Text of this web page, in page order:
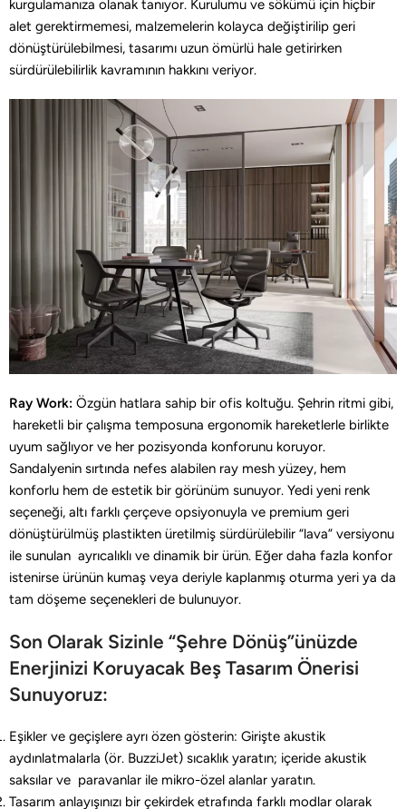
kurgulamanıza olanak tanıyor. Kurulumu ve sökümü için hiçbir
alet gerektirmemesi, malzemelerin kolayca değiştirilip geri
dönüştürülebilmesi, tasarımı uzun ömürlü hale getirirken
sürdürülebilirlik kavramının hakkını veriyor.
Ray Work: Özgün hatlara sahip bir ofis koltuğu. Şehrin ritmi gibi,
hareketli bir çalışma temposuna ergonomik hareketlerle birlikte
uyum sağlıyor ve her pozisyonda konforunu koruyor.
Sandalyenin sırtında nefes alabilen ray mesh yüzey, hem
konforlu hem de estetik bir görünüm sunuyor. Yedi yeni renk
seçeneği, altı farklı çerçeve opsiyonuyla ve premium geri
dönüştürülmüş plastikten üretilmiş sürdürülebilir “lava” versiyonu
ile sunulan ayrıcalıklı ve dinamik bir ürün. Eğer daha fazla konfor
istenirse ürünün kumaş veya deriyle kaplanmış oturma yeri ya da
tam döşeme seçenekleri de bulunuyor.
Son Olarak Sizinle “Şehre Dönüş”ünüzde
Enerjinizi Koruyacak Beş Tasarım Önerisi
Sunuyoruz:
Eşikler ve geçişlere ayrı özen gösterin: Girişte akustik
aydınlatmalarla (ör. BuzziJet) sıcaklık yaratın; içeride akustik
saksılar ve paravanlar ile mikro-özel alanlar yaratın.
Tasarım anlayışınızı bir çekirdek etrafında farklı modlar olarak